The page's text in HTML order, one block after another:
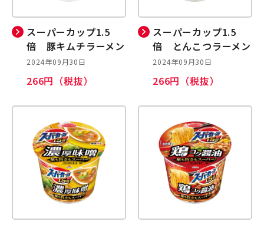
スーパーカップ1.5
倍 豚キムチラーメン
2024年09月30日
266円（税抜）
スーパーカップ1.5
倍 とんこつラーメン
2024年09月30日
266円（税抜）